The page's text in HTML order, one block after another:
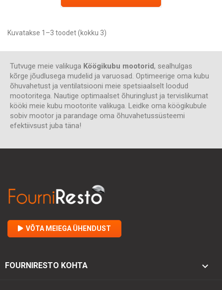
Kuvatakse 1–3 toodet (kokku 3)
Tutvuge meie valikuga Köögikubu mootorid, sealhulgas
kõrge jõudlusega mudelid ja varuosad. Optimeerige oma kubu
õhuvahetust ja ventilatsiooni meie spetsiaalselt loodud
mootoritega. Nautige optimaalset õhuringlust ja tervislikumat
kööki meie kubu mootorite valikuga. Leidke oma köögikubule
sobiv mootor ja parandage oma õhuvahetussüsteemi
efektiivsust juba täna!
VÕTA MEIEGA ÜHENDUST
FOURNIRESTO KOHTA 